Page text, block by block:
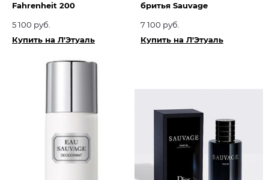
Fahrenheit 200
5 100 руб.
Купить на Л'Этуаль
бритья Sauvage
7 100 руб.
Купить на Л'Этуаль